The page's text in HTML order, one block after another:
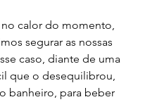
no calor do momento,
segurar as nossas
caso, diante de uma
que o desequilibrou,
banheiro, para beber